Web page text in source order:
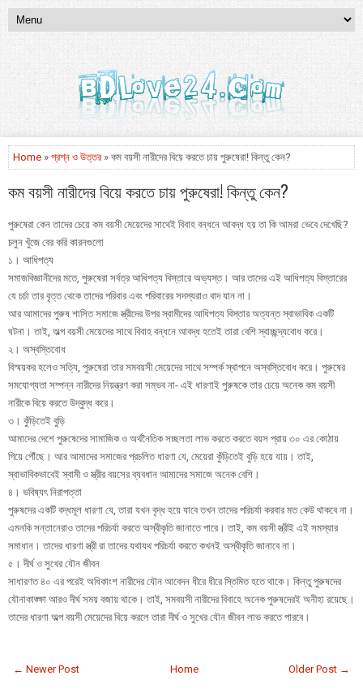
Home » প্রশ্ন ও উত্তর » কম বয়সী নারীদের বিয়ে করতে চায় পুরুষেরা! কিন্তু কেন?
কম বয়সী নারীদের বিয়ে করতে চায় পুরুষেরা! কিন্তু কেন?
পুরুষেরা কেন তাদের চেয়ে কম বয়সী মেয়েদের সাথেই বিবাহ বন্ধনে আবদ্ধ হয় তা কি আমরা ভেবে দেখেছি?
চলুন খুঁজে বের করি কারনগুলো
১। আধিপত্য
সমাজবিজ্ঞানীদের মতে, পুরুষেরা সর্বত্র আধিপত্য বিস্তারে অভ্যস্ত। আর তাদের এই আধিপত্য বিস্তারের
যে চর্চা তার বৃত্ত থেকে তাদের পরিবার এবং পরিবারের সদস্যরাও বাদ যান না।
আর আমাদের পুরুষ শাসিত সমাজে স্ত্রীদের উপর স্বামীদের আধিপত্য বিস্তার অত্যন্ত স্বাভাবিক একটি
ঘটনা। তাই, অল্প বয়সী মেয়েদের সাথে বিবাহ বন্ধনে আবদ্ধ হতেই তারা বেশি স্বাচ্ছন্দ্যবোধ করে।
২। অস্বস্তিবোধ
বিস্ময়কর হলেও সত্যি, পুরুষেরা তার সমবয়সী মেয়েদের সাথে সম্পর্ক স্থাপনে অস্বস্তিবোধ করে। পুরুষের
সমযোগ্যতা সম্পন্ন নারীদের নিয়ন্ত্রণ করা সম্ভব না- এই ধারণাই পুরুষকে তার চেয়ে অনেক কম বয়সী
নারীকে বিয়ে করতে উদ্বুদ্ধ করে।
৩। কুঁড়িতেই বুড়ি
আমাদের দেশে পুরুষেদের সামাজিক ও অর্থনৈতিক সচ্ছলতা লাভ করতে করতে বয়স প্রায় ৩০ এর কোঠায়
গিয়ে পৌঁছে। আর আমাদের সমাজের প্রচলিত ধারণা যে, মেয়েরা কুঁড়িতেই বুড়ি হয়ে যায়। তাই,
স্বাভাবিকভাবেই স্বামী ও স্ত্রীর বয়সের ব্যবধান আমাদের সমাজে অনেক বেশি।
৪। ভবিষ্যৎ নিরাপত্তা
পুরুষদের একটি বদ্ধমূল ধারণা যে, তারা যখন বৃদ্ধ হয়ে যাবে তখন তাদের পরিচর্যা করবার মত কেউ থাকবে না।
এমনকি সন্তানেরাও তাদের পরিচর্যা করতে অস্বীকৃতি জানাতে পারে। তাই, কম বয়সী স্ত্রীই এই সমস্যার
সমাধান। তাদের ধারণা স্ত্রী রা তাদের যথাযথ পরিচর্যা করতে কখনই অস্বীকৃতি জানাবে না।
৫। দীর্ঘ ও সুখের যৌন জীবন
সাধারণত ৪০ এর পরেই অধিকাংশ নারীদের যৌন আবেদন ধীরে ধীরে স্তিমিত হতে থাকে। কিন্তু পুরুষদের
যৌনাকাঙ্ক্ষা আরও দীর্ঘ সময় বজায় থাকে। তাই, সমবয়সী নারীদের বিবাহে অনেক পুরুষদেরই অনীহা রয়েছে।
তাদের ধারণা অল্প বয়সী মেয়েদের বিয়ে করলে তারা দীর্ঘ ও সুখের যৌন জীবন লাভ করতে পারবে।
← Newer Post Older Post →
Home